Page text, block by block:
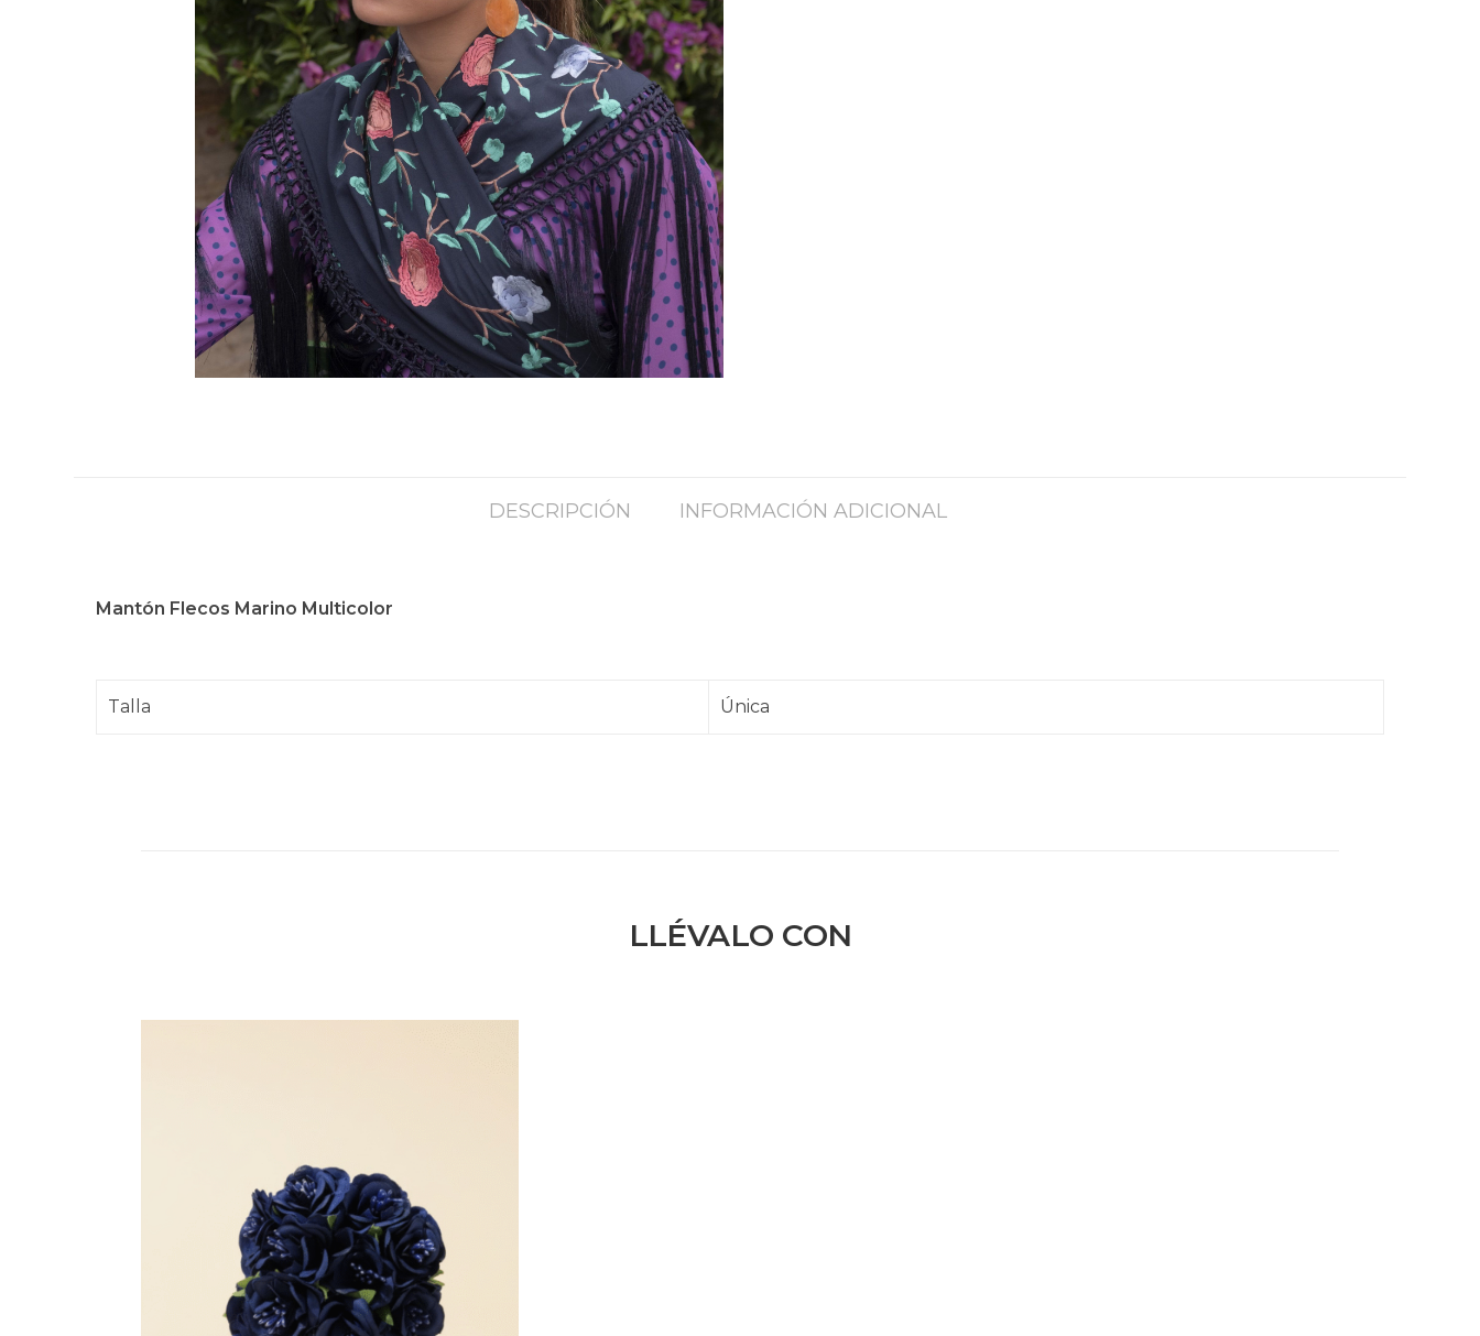
DESCRIPCIÓN INFORMACIÓN ADICIONAL
Mantón Flecos Marino Multicolor
Talla Única
LLÉVALO CON